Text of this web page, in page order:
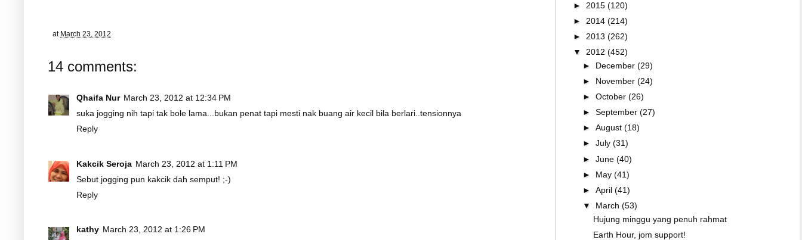
at March 23, 2012
14 comments:
Qhaifa Nur March 23, 2012 at 12:34 PM
suka jogging nih tapi tak bole lama...bukan penat tapi mesti nak buang air kecil bila berlari..tensionnya
Reply
Kakcik Seroja March 23, 2012 at 1:11 PM
Sebut jogging pun kakcik dah semput! ;-)
Reply
kathy March 23, 2012 at 1:26 PM
► 2015 (120)
► 2014 (214)
► 2013 (262)
▼ 2012 (452)
►
December(29)
►
November(24)
►October(26)
►September(27)
►August(18)
►July(31)
►June(40)
► May(41)
►April(41)
▼
March(53)
Hujung minggu yang penuh rahmat
Earth Hour, jom support!